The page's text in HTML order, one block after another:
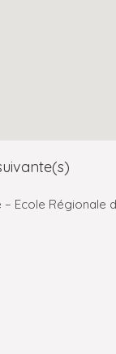
Ecole Régionale